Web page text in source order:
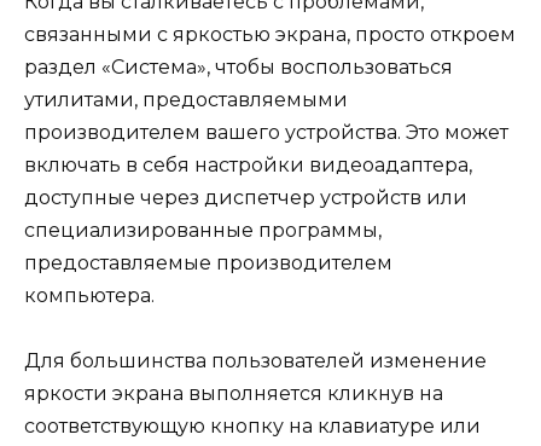
связанными с яркостью экрана, просто откроем
раздел «Система», чтобы воспользоваться
утилитами, предоставляемыми
производителем вашего устройства. Это может
включать в себя настройки видеоадаптера,
доступные через диспетчер устройств или
специализированные программы,
предоставляемые производителем
компьютера.
Для большинства пользователей изменение
яркости экрана выполняется кликнув на
соответствующую кнопку на клавиатуре или